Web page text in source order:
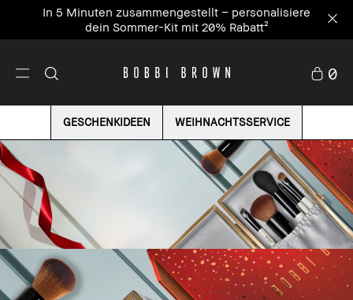
In 5 Minuten zusammengestellt – personalisiere
dein Sommer-Kit mit 20% Rabatt²
0
GESCHENKIDEEN WEIHNACHTSSERVICE